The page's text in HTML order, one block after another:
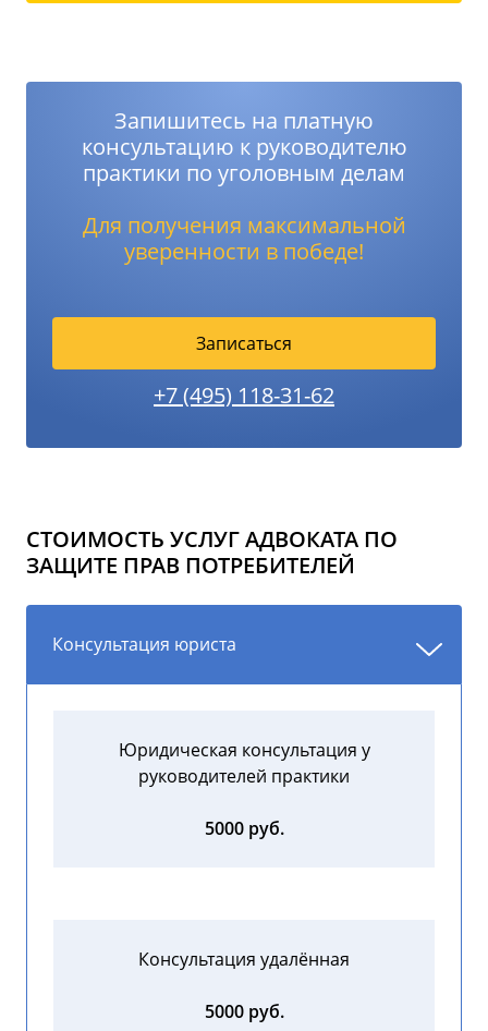
Запишитесь на платную
консультацию к руководителю
практики по уголовным делам
Для получения максимальной
уверенности в победе!
Записаться
+7 (495) 118-31-62
СТОИМОСТЬ УСЛУГ АДВОКАТА ПО
ЗАЩИТЕ ПРАВ ПОТРЕБИТЕЛЕЙ
Консультация юриста
Юридическая консультация у
руководителей практики
5000 руб.
Консультация удалённая
5000 руб.